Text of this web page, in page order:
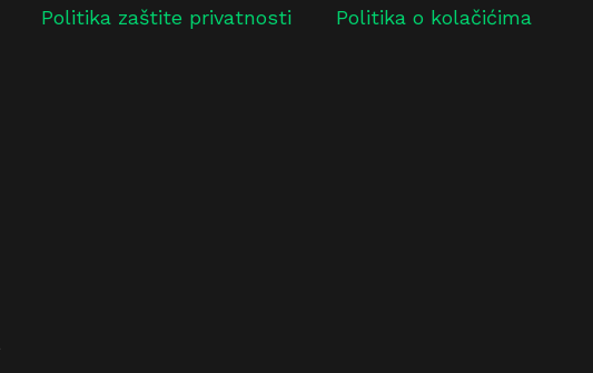
Politika zaštite privatnosti Politika o kolačićima